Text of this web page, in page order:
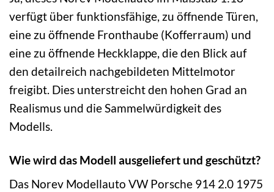
verfügt über funktionsfähige, zu öffnende Türen,
eine zu öffnende Fronthaube (Kofferraum) und
eine zu öffnende Heckklappe, die den Blick auf
den detailreich nachgebildeten Mittelmotor
freigibt. Dies unterstreicht den hohen Grad an
Realismus und die Sammelwürdigkeit des
Modells.
Wie wird das Modell ausgeliefert und geschützt?
Das Norev Modellauto VW Porsche 914 2.0 1975